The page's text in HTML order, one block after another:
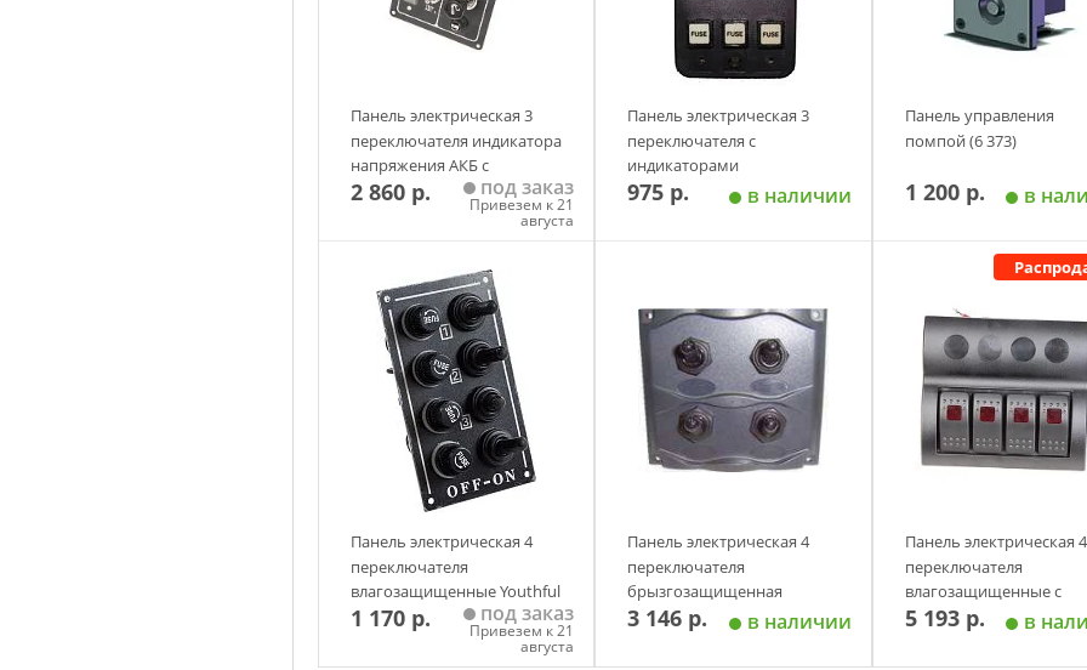
Панель электрическая 3
переключателя индикатора
напряжения АКБ с
вольтметром и
прикуривателем Skippe
2 860 р. под заказ
Привезем к 21
августа
Добавить в корзину
Панель электрическая 3
переключателя с
индикаторами
975 р. в наличии
Панель управления
помпой (6 373)
1 200 р. в
Добавить в
Панель электрическая 4
переключателя
влагозащищенные Youthful
(1 959)
1 170 р. под заказ
Привезем к 21
августа
Панель электрическая 4
переключателя
брызгозащищенная
3 146 р. в наличии
Панель электрическая 4
переключателя
влагозащищенные с
индикаторами Skipper
5 193 р. в